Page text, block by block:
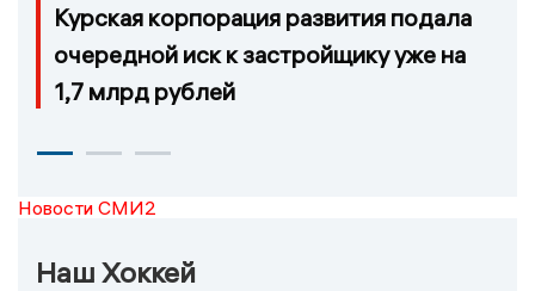
Курская корпорация развития подала
очередной иск к застройщику уже на
1,7 млрд рублей
Новости СМИ2
Наш Хоккей